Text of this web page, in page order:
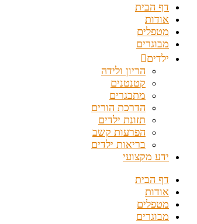
דף הבית
אודות
מטפלים
מבוגרים
ילדים
הריון ולידה
קטנטנים
מתבגרים
הדרכת הורים
תזונת ילדים
הפרעות קשב
בריאות ילדים
ידע מקצועי
דף הבית
אודות
מטפלים
מבוגרים